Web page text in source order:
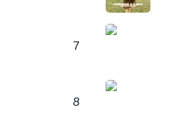
7
8